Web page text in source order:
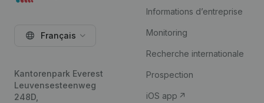
Français
Kantorenpark Everest
Leuvensesteenweg
248D,
Informations d’entreprise
Monitoring
Recherche internationale
Prospection
iOS app